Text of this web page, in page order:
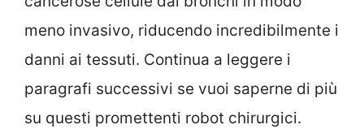
meno invasivo, riducendo incredibilmente i
danni ai tessuti. Continua a leggere i
paragrafi successivi se vuoi saperne di più
su questi promettenti robot chirurgici.